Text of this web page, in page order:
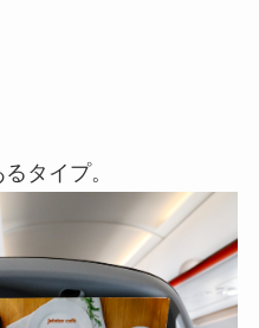
タイプ。